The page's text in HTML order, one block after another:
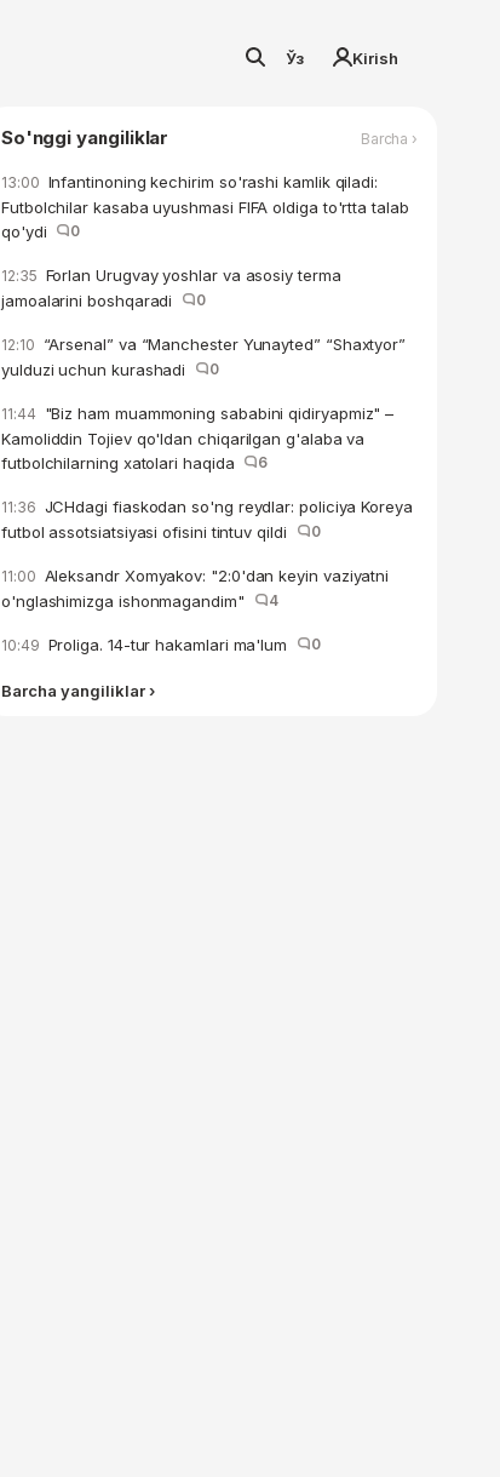
Ўз Kirish
So'nggi yangiliklar Barcha ›
13:00 Infantinoning kechirim so'rashi kamlik qiladi:
Futbolchilar kasaba uyushmasi FIFA oldiga to'rtta talab
qo'ydi
0
12:35 Forlan Urugvay yoshlar va asosiy terma
jamoalarini boshqaradi
0
12:10 “Arsenal” va “Manchester Yunayted” “Shaxtyor”
yulduzi uchun kurashadi
0
11:44 "Biz ham muammoning sababini qidiryapmiz" –
Kamoliddin Tojiev qo'ldan chiqarilgan g'alaba va
futbolchilarning xatolari haqida
6
11:36 JCHdagi fiaskodan so'ng reydlar: policiya Koreya
futbol assotsiatsiyasi ofisini tintuv qildi
0
11:00 Aleksandr Xomyakov: "2:0'dan keyin vaziyatni
o'nglashimizga ishonmagandim"
4
10:49 Proliga. 14-tur hakamlari ma'lum 0
Barcha yangiliklar ›